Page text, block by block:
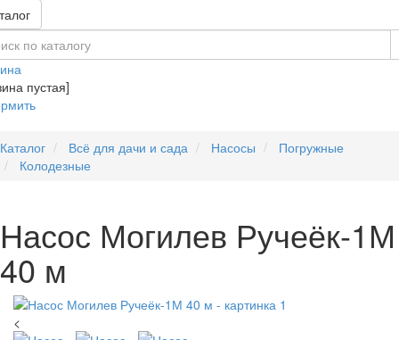
пустая]
Каталог Всё для дачи и сада Насосы
Погружные
Колодезные
Насос Могилев Ручеёк-1М
40 м
<